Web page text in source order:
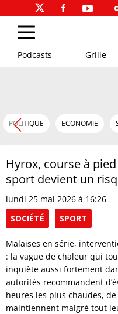
Podcasts Grille
POLITIQUE ECONOMIE
Hyrox, course à
sport devient un
lundi 25 mai 2026 à 16:26
SOCIÉTÉ
SPORT
Malaises en série,
: la vague de chaleur qui
inquiète aussi fortement
autorités recommandent
heures les plus chaudes,
maintiennent malgré tout